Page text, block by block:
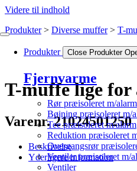
Videre til indhold
Produkter Close Produkter
Fjernvarme
Rør præisoleret m/alarm
Bøjning præisoleret m/
Tee præisoleret m/alarm
Reduktion præisoleret
Overgangsrør
Ventiler præisoleret m/
Ventiler
Produkter Diverse muffer T-
T-muffe lige for
Varenr. 21024501250
Beskrivelse
Yderligere information